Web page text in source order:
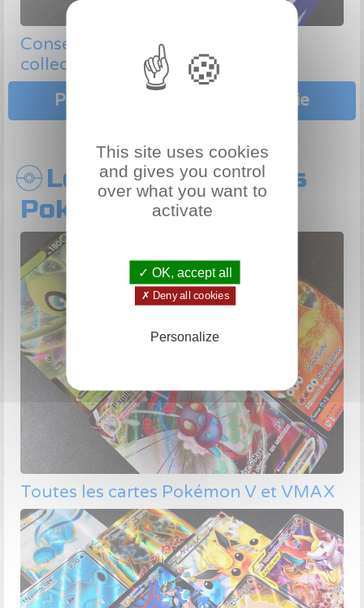
Conseils pour commencer une
collection de cartes Pokémon
Plus d'articles de cette catégorie
Les types de cartes
Pokémon
Toutes les cartes Pokémon V et VMAX
This site uses cookies
and gives you control
over what you want to
activate
✓ OK, accept all
✗ Deny all cookies
Personalize